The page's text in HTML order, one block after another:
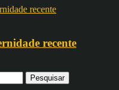
recente